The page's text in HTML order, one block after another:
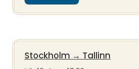
Stockholm → Tallinn